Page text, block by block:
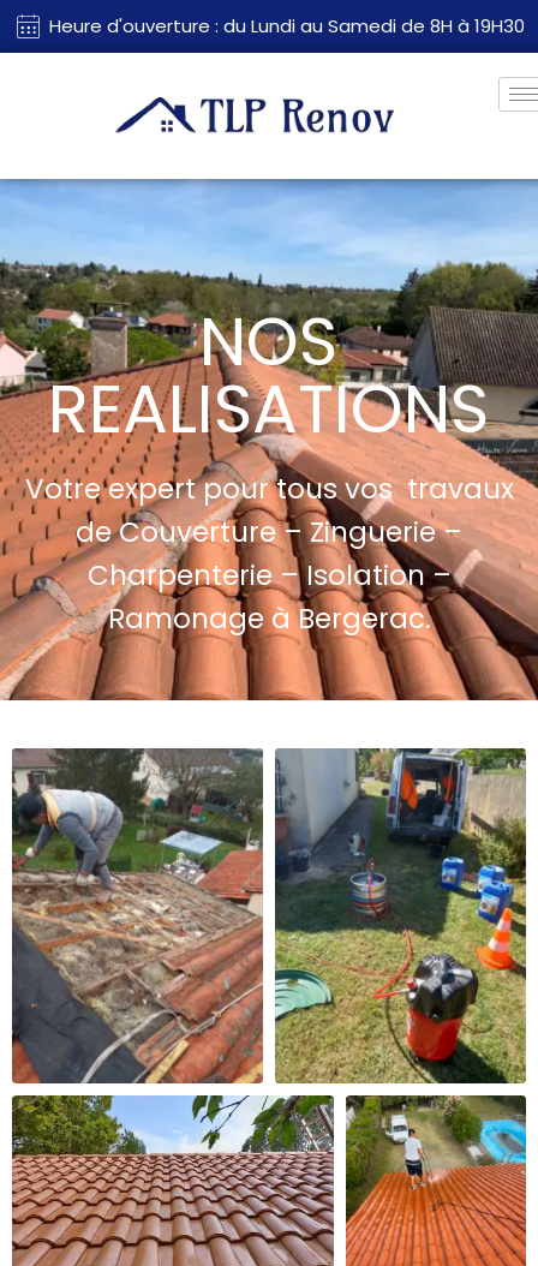
Heure d'ouverture : du Lundi au Samedi de 8H à 19H30
NOS
REALISATIONS
Votre expert pour tous vos travaux
de Couverture – Zinguerie –
Charpenterie – Isolation –
Ramonage à Bergerac.